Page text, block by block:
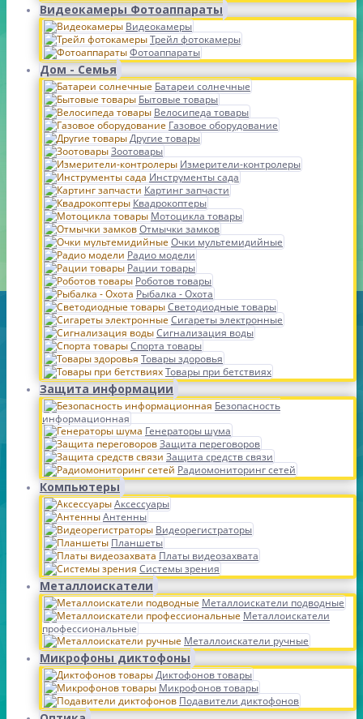
Видеокамеры Фотоаппараты
Видеокамеры
Трейл фотокамеры
Фотоаппараты
Дом - Семья
Батареи солнечные
Бытовые товары
Велосипеда товары
Газовое оборудование
Другие товары
Зоотовары
Измерители-контролеры
Инструменты сада
Картинг запчасти
Квадрокоптеры
Мотоцикла товары
Отмычки замков
Очки мультемидийные
Радио модели
Рации товары
Роботов товары
Рыбалка - Охота
Светодиодные товары
Сигареты электронные
Сигнализация воды
Спорта товары
Товары здоровья
Товары при бетствиях
Защита информации
Безопасность
информационная
Генераторы шума
Защита переговоров
Защита средств связи
Радиомониторинг сетей
Компьютеры
Аксессуары
Антенны
Видеорегистраторы
Планшеты
Платы видеозахвата
Системы зрения
Металлоискатели
Металлоискатели подводные
Металлоискатели
профессиональные
Металлоискатели ручные
Микрофоны диктофоны
Диктофонов товары
Микрофонов товары
Подавители диктофонов